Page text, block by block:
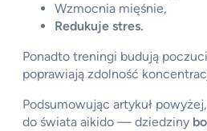
Wzmocnia mięśnie,
Redukuje stres.
Ponadto treningi budują
poprawiają zdolność
Podsumowując artykuł
do świata aikido — dziedziny